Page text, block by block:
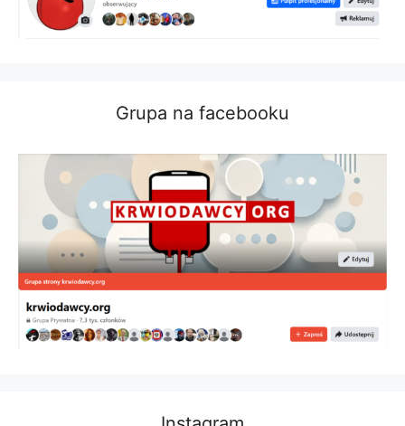
Grupa na facebooku